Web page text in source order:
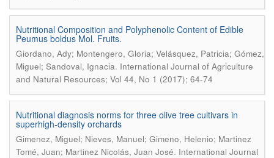
Nutritional Composition and Polyphenolic Content of Edible
Peumus boldus Mol. Fruits.
Giordano, Ady; Montengero, Gloria; Velásquez, Patricia; Gómez,
Miguel; Sandoval, Ignacia. International Journal of Agriculture
and Natural Resources; Vol 44, No 1 (2017); 64-74
Nutritional diagnosis norms for three olive tree cultivars in
superhigh-density orchards
Gimenez, Miguel; Nieves, Manuel; Gimeno, Helenio; Martinez
Tomé, Juan; Martinez Nicolás, Juan José. International Journal